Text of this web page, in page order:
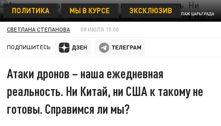
КОЛЛАЖ ЦАРЬГРАДА
ПОЛИТИКА МЫ В КУРСЕ ЭКСКЛЮЗИВ
СВЕТЛАНА СТЕПАНОВА 08 ИЮЛЯ 15:00
ПОДПИШИТЕСЬ:
Атаки дронов – наша ежедневная
реальность. Ни Китай, ни США к такому не
готовы. Справимся ли мы?